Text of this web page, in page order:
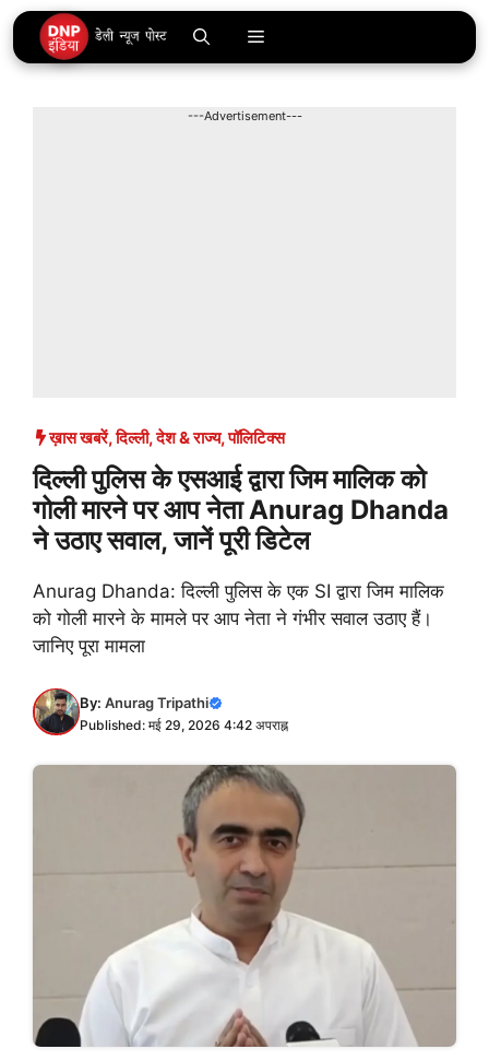
Skip
to
content
Menu
---Advertisement---
ख़ास खबरें,दिल्ली,देश & राज्य,पॉलिटिक्स
दिल्ली पुलिस के एसआई द्वारा जिम मालिक को
गोली मारने पर आप नेता Anurag Dhanda
ने उठाए सवाल, जानें पूरी डिटेल
Anurag Dhanda: दिल्ली पुलिस के एक SI द्वारा जिम मालिक
को गोली मारने के मामले पर आप नेता ने गंभीर सवाल उठाए हैं।
जानिए पूरा मामला
By: Anurag Tripathi
Published: मई 29, 2026 4:42 अपराह्न